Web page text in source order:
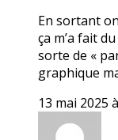
En sortant
ça m’a fait
sorte de «
graphique
13 mai 2025